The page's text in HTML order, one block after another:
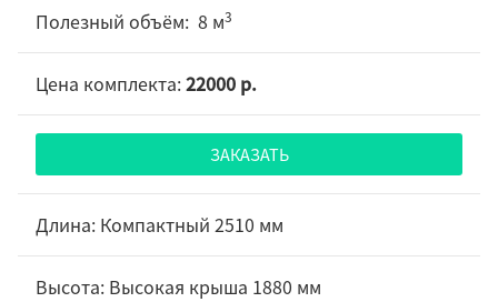
8 м3
22000 р.
ЗАКАЗАТЬ
Компактный 2510 мм
Высокая крыша 1880 мм